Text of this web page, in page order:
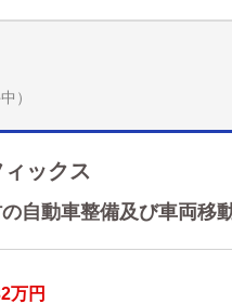
）
ックス
自動車整備及び車両
万円